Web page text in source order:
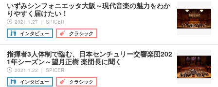
いずみシンフォニエッタ大阪～現代音楽の魅力をわか
りやすく届けたい！
2021.1.27 ｜ SPICER
インタビュー
クラシック
指揮者3人体制で臨む、日本センチュリー交響楽団202
1年シーズン～望月正樹 楽団長に聞く
2021.1.22 ｜ SPICER
インタビュー
クラシック